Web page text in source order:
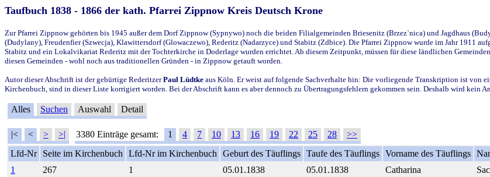
Taufbuch 1838 - 1866 der kath. Pfarrei Zippnow Kreis Deutsch Krone
Zur Pfarrei Zippnow gehörten bis 1945 außer dem Dorf Zippnow (Sypnywo) noch die beiden Filialgemeinden Briesenitz (Brzez`nica) und Jagdhaus
(Dudylany), Freudenfier (Szwecja), Klawittersdorf (Glowaczewo), Rederitz (Nadarzyce) und Stabitz (Zdbice). Die Pfarrei Zippnow wurde im Jahr 1911
Stabitz und ein Lokalvikariat Rederitz mit der Tochterkirche in Doderlage wurden errichtet. Ab diesem Zeitpunkt, müssen für diese ländlichen
diesen Gemeinden - wohl noch aus traditionellen Gründen - in Zippnow getauft worden.
Autor dieser Abschrift ist der gebürtige RederitzerPaul Lüdtke aus Köln. Er weist auf folgende Sachverhalte hin: Die vorliegende Transkription ist von
Kirchenbuch, sind in dieser Liste korrigiert worden. Bei der Abschrift kann es aber dennoch zu Übertragungsfehlern gekommen sein. Deshalb wird kein
Alles Suchen Auswahl Detail
|< < > >| 3380 Einträge gesamt: 1 4 7 10 13 16 19 22 25 28
>>
Lfd-Nr
Seite im Kirchenbuch Lfd-Nr im Kirchenbuch Geburt des Täuflings Taufe des Täuflings Vorname des Täuflings
1
267 1 05.01.1838 05.01.1838 Catharina